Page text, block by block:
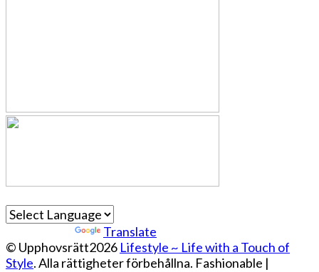
Translate
© Upphovsrätt2026 Lifestyle ~ Life with a Touch of
Style. Alla rättigheter förbehållna. Fashionable |